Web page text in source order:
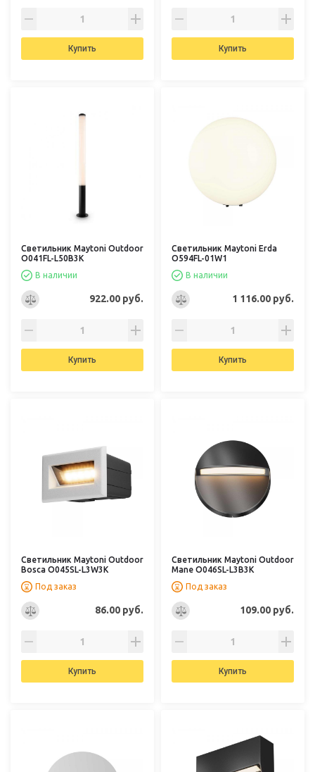
Купить Купить
Светильник Maytoni Outdoor
O041FL-L50B3K
В наличии
922.00 руб.
Купить
Светильник Maytoni Erda
O594FL-01W1
В наличии
1 116.00 руб.
Купить
Светильник Maytoni Outdoor
Bosca O045SL-L3W3K
Под заказ
86.00 руб.
Купить
Светильник Maytoni Outdoor
Mane O046SL-L3B3K
Под заказ
109.00 руб.
Купить